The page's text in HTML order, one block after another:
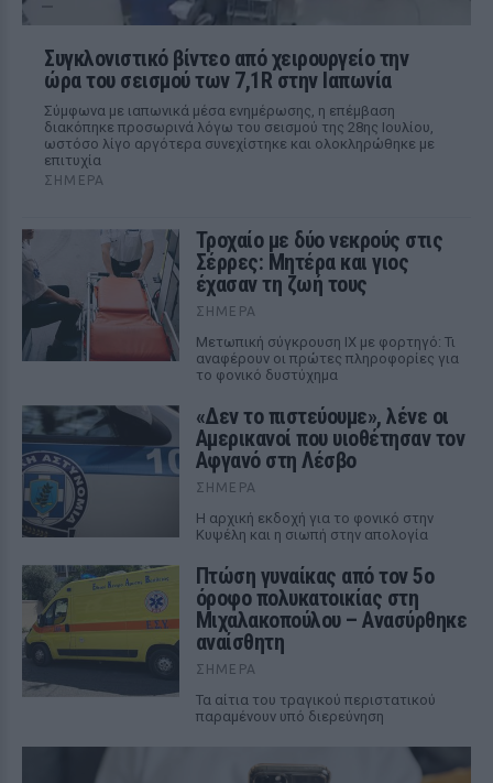
Συγκλονιστικό βίντεο από χειρουργείο την
ώρα του σεισμού των 7,1R στην Ιαπωνία
Σύμφωνα με ιαπωνικά μέσα ενημέρωσης, η επέμβαση
διακόπηκε προσωρινά λόγω του σεισμού της 28ης Ιουλίου,
ωστόσο λίγο αργότερα συνεχίστηκε και ολοκληρώθηκε με
επιτυχία
ΣΉΜΕΡΑ
Τροχαίο με δύο νεκρούς στις
Σέρρες: Μητέρα και γιος
έχασαν τη ζωή τους
ΣΉΜΕΡΑ
Μετωπική σύγκρουση ΙΧ με φορτηγό: Τι
αναφέρουν οι πρώτες πληροφορίες για
το φονικό δυστύχημα
«Δεν το πιστεύουμε», λένε οι
Αμερικανοί που υιοθέτησαν τον
Αφγανό στη Λέσβο
ΣΉΜΕΡΑ
Η αρχική εκδοχή για το φονικό στην
Κυψέλη και η σιωπή στην απολογία
Πτώση γυναίκας από τον 5ο
όροφο πολυκατοικίας στη
Μιχαλακοπούλου – Ανασύρθηκε
αναίσθητη
ΣΉΜΕΡΑ
Τα αίτια του τραγικού περιστατικού
παραμένουν υπό διερεύνηση